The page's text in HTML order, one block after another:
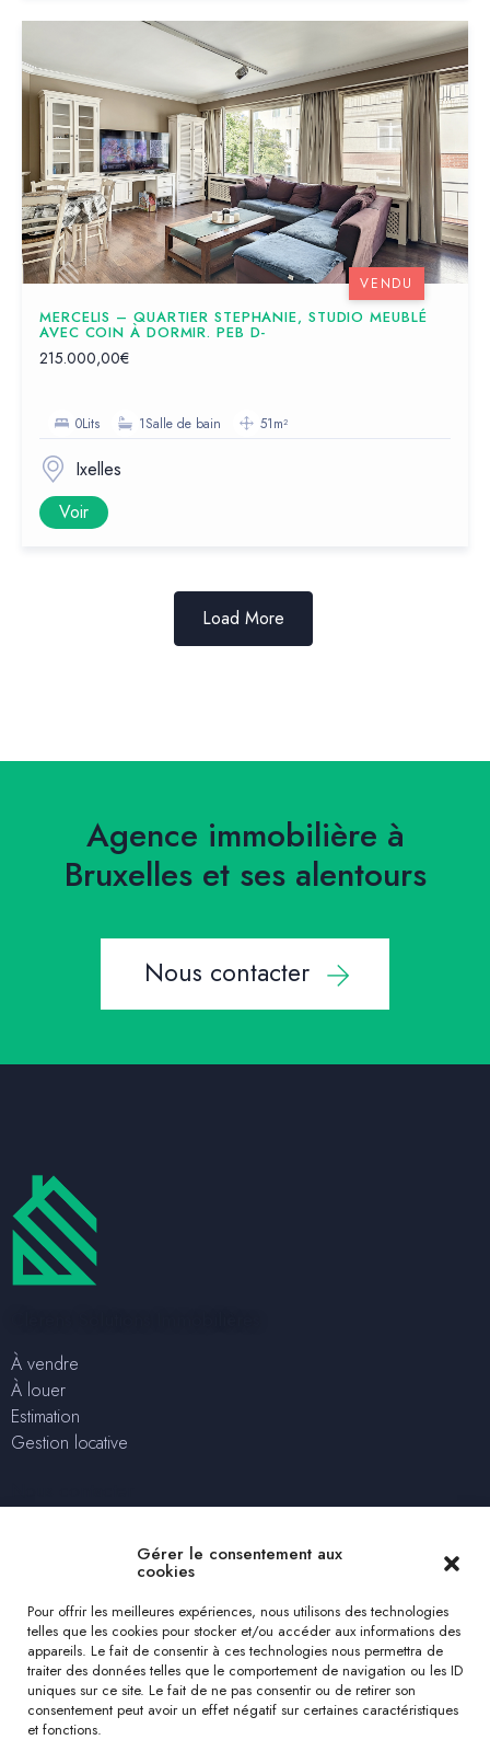
Gérer le consentement aux
cookies
Pour offrir les meilleures expériences, nous utilisons des technologies
telles que les cookies pour stocker et/ou accéder aux informations des
appareils. Le fait de consentir à ces technologies nous permettra de
traiter des données telles que le comportement de navigation ou les ID
uniques sur ce site. Le fait de ne pas consentir ou de retirer son
consentement peut avoir un effet négatif sur certaines caractéristiques
et fonctions.
MERCELIS – QUARTIER STEPHANIE, STUDIO MEUBLÉ
AVEC COIN À DORMIR. PEB D-
215.000,00€
0Lits 1Salle de bain 51m²
Ixelles
Voir
VENDU
Load More
Agence immobilière à
Bruxelles et ses alentours
Nous contacter
À vendre
À louer
Estimation
Gestion locative
solutions@clerensimmo.com
Estimation gratuite
Nous suivre